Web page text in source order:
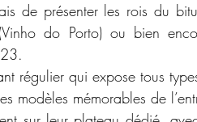
de présenter les rois du
do Porto) ou bien
régulier qui expose tous
modèles mémorables de